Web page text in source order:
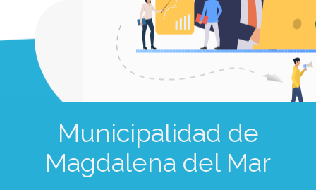
Municipalidad de
Magdalena del Mar